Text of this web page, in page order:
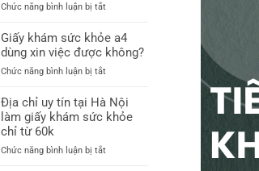
khỏe
tư
25/2026
Chức năng bình luận bị tắtở
vụ
làm
khám
khỏe
a3
Giấy khám sức khỏe a4
dùng xin việc được không?
Chức năng bình luận bị tắtở
khám
sức
dùng
Địa chỉ uy tín tại Hà Nội
làm giấy khám sức khỏe
chỉ từ 60k
Chức năng bình luận bị tắtở